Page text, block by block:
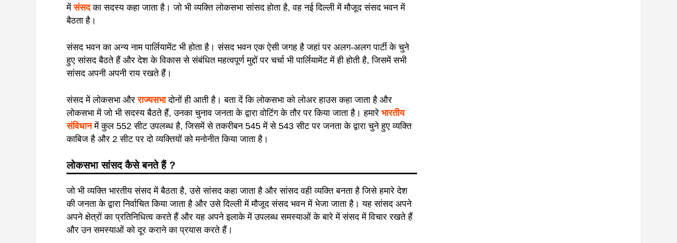
मेंसंसदका सदस्य कहा जाता है। जो भी व्यक्ति लोकसभा सांसद होता है, वह नई दिल्ली में मौजूद संसद भवन में
बैठता है।
संसद भवन का अन्य नाम पार्लियामेंट भी होता है। संसद भवन एक ऐसी जगह है जहां पर अलग-अलग पार्टी के चुने
हुए सांसद बैठते हैं और देश के विकास से संबंधित महत्वपूर्ण मुद्दों पर चर्चा भी पार्लियामेंट में ही होती है, जिसमें सभी
सांसद अपनी अपनी राय रखते हैं।
संसद में लोकसभा औरराज्यसभा दोनों ही आती है। बता दें कि लोकसभा को लोअर हाउस कहा जाता है और
लोकसभा में जो भी सदस्य बैठते हैं, उनका चुनाव जनता के द्वारा वोटिंग के तौर पर किया जाता है। हमारे भारतीय
संविधानमें कुल 552 सीट उपलब्ध है, जिसमें से तकरीबन 545 में से 543 सीट पर जनता के द्वारा चुने हुए व्यक्ति
काबिज है और 2 सीट पर दो व्यक्तियों को मनोनीत किया जाता है।
लोकसभा सांसद कैसे बनते हैं ?
जो भी व्यक्ति भारतीय संसद में बैठता है, उसे सांसद कहा जाता है और सांसद वही व्यक्ति बनता है जिसे हमारे देश
की जनता के द्वारा निर्वाचित किया जाता है और उसे दिल्ली में मौजूद संसद भवन में भेजा जाता है। यह सांसद अपने
अपने क्षेत्रों का प्रतिनिधित्व करते हैं और यह अपने इलाके में उपलब्ध समस्याओं के बारे में संसद में विचार रखते हैं
और उन समस्याओं को दूर कराने का प्रयास करते हैं।